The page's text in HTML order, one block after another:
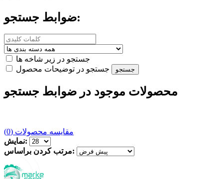
ضوابط جستجو:
جستجو در زیر شاخه ها
جستجو در توضیحات محصول
محصولات موجود در ضوابط جستجو
مقایسه محصولات (0)
نمایش:
مرتب کردن براساس: